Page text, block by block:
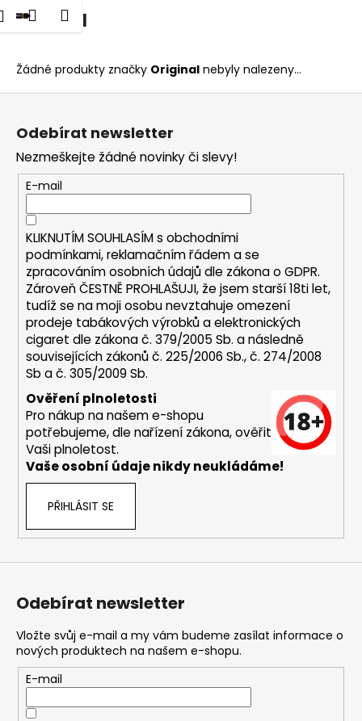
Přejít
na
Přihlášení
Nákupní
Menu
Original
Žádné produkty značky Original nebyly nalezeny...
K
o
k C
p
o
t
e
b
u
e
e
n
a
?
o
p
o
u
Odebírat newsletter
Nezmeškejte žádné novinky či slevy!
E-mail
KLIKNUTÍM SOUHLASÍM s obchodními
podmínkami,reklamačním řádem a se
zpracováním osobních údajů dle zákona oGDPR.
Zároveň ČESTNĚ PROHLAŠUJI, že jsem starší 18ti let,
tudíž se na moji osobu nevztahuje omezení
prodeje tabákových výrobků a elektronických
cigaret dle zákona č. 379/2005 Sb. a následně
souvisejících zákonů č. 225/2006 Sb., č. 274/2008
Sb a č. 305/2009 Sb.
Ověření plnoletosti
Pro nákup na našem e-shopu
potřebujeme, dle nařízení zákona, ověřit
Vaši plnoletost.
Vaše osobní údaje nikdy neukládáme!
PŘIHLÁSIT SE
Odebírat newsletter
Vložte svůj e-mail a my vám budeme zasílat informace o
nových produktech na našem e-shopu.
E-mail